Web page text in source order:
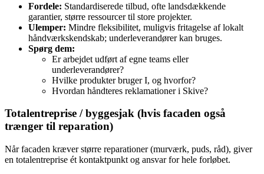
Fordele: Standardiserede tilbud, ofte landsdækkende
garantier, større ressourcer til store projekter.
Ulemper: Mindre fleksibilitet, muligvis fritagelse af lokalt
håndværkskendskab; underleverandører kan bruges.
Spørg dem:
Er arbejdet udført af egne teams eller
underleverandører?
Hvilke produkter bruger I, og hvorfor?
Hvordan håndteres reklamationer i Skive?
Totalentreprise / byggesjak (hvis facaden også
trænger til reparation)
Når facaden kræver større reparationer (murværk, puds, råd), giver
en totalentreprise ét kontaktpunkt og ansvar for hele forløbet.